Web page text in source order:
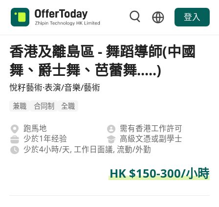
登入
香港及離島區 - 舞蹈導師(中國
舞、爵士舞、芭蕾舞.....)
悅籽藝術·表演/音樂/藝術
兼職 合同制 全職
跑馬地
需有香港工作許可
少於1年经验
高級文憑或副學士
少於4小時/天, 工作日面議, 流動/外勤
HK $150-300/小時